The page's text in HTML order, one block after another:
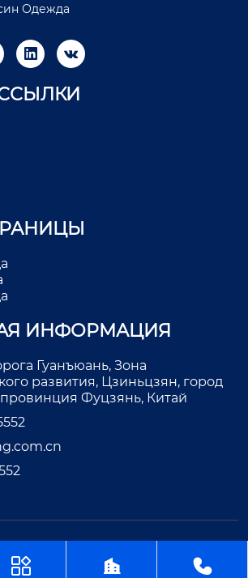
Одежда
 
ИНФОРМАЦИЯ
Гуанъюань, Зона
развития, Цзиньцзян, город
Фуцзянь, Китай
  